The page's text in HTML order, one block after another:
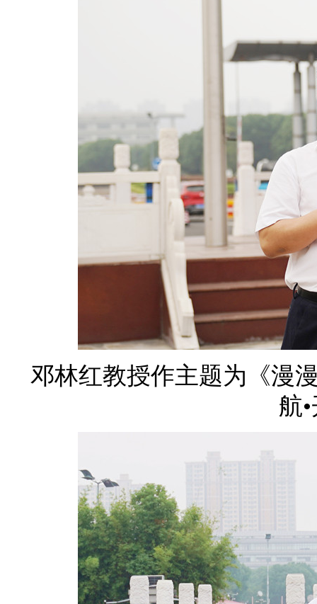
邓林红教授作主题为《漫
航